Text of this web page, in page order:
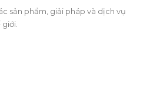
sản phẩm, giải pháp và dịch vụ